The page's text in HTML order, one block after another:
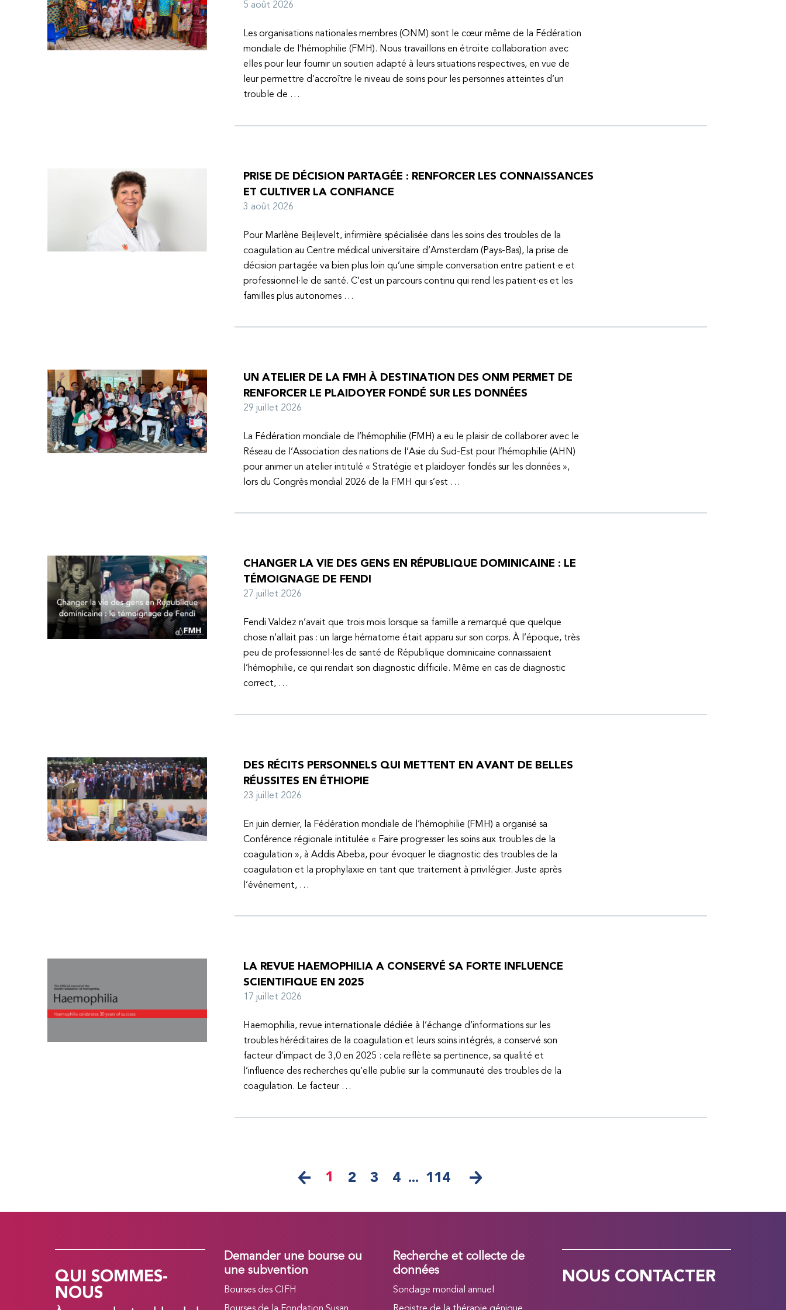
l’espoir d’une vie meilleure.
5 août 2026
Les organisations nationales membres (ONM) sont le cœur même de la Fédération
mondiale de l’hémophilie (FMH). Nous travaillons en étroite collaboration avec
elles pour leur fournir un soutien adapté à leurs situations respectives, en vue de
leur permettre d’accroître le niveau de soins pour les personnes atteintes d’un
trouble de …
PRISE DE DÉCISION PARTAGÉE : RENFORCER LES CONNAISSANCES
ET CULTIVER LA CONFIANCE
3 août 2026
Pour Marlène Beijlevelt, infirmière spécialisée dans les soins des troubles de la
coagulation au Centre médical universitaire d’Amsterdam (Pays-Bas), la prise de
décision partagée va bien plus loin qu’une simple conversation entre patient·e et
professionnel·le de santé. C’est un parcours continu qui rend les patient·es et les
familles plus autonomes …
UN ATELIER DE LA FMH À DESTINATION DES ONM PERMET DE
RENFORCER LE PLAIDOYER FONDÉ SUR LES DONNÉES
29 juillet 2026
La Fédération mondiale de l’hémophilie (FMH) a eu le plaisir de collaborer avec le
Réseau de l’Association des nations de l’Asie du Sud-Est pour l’hémophilie (AHN)
pour animer un atelier intitulé « Stratégie et plaidoyer fondés sur les données »,
lors du Congrès mondial 2026 de la FMH qui s’est …
CHANGER LA VIE DES GENS EN RÉPUBLIQUE DOMINICAINE : LE
TÉMOIGNAGE DE FENDI
27 juillet 2026
Fendi Valdez n’avait que trois mois lorsque sa famille a remarqué que quelque
chose n’allait pas : un large hématome était apparu sur son corps. À l’époque, très
peu de professionnel·les de santé de République dominicaine connaissaient
l’hémophilie, ce qui rendait son diagnostic difficile. Même en cas de diagnostic
correct, …
DES RÉCITS PERSONNELS QUI METTENT EN AVANT DE BELLES
RÉUSSITES EN ÉTHIOPIE
23 juillet 2026
En juin dernier, la Fédération mondiale de l’hémophilie (FMH) a organisé sa
Conférence régionale intitulée « Faire progresser les soins aux troubles de la
coagulation », à Addis Abeba, pour évoquer le diagnostic des troubles de la
coagulation et la prophylaxie en tant que traitement à privilégier. Juste après
l’événement, …
LA REVUE HAEMOPHILIA A CONSERVÉ SA FORTE INFLUENCE
SCIENTIFIQUE EN 2025
17 juillet 2026
Haemophilia, revue internationale dédiée à l’échange d’informations sur les
troubles héréditaires de la coagulation et leurs soins intégrés, a conservé son
facteur d’impact de 3,0 en 2025 : cela reflète sa pertinence, sa qualité et
l’influence des recherches qu’elle publie sur la communauté des troubles de la
coagulation. Le facteur …
1 2 3 4 ... 114
QUI SOMMES-
NOUS
Demander une bourse ou
une subvention
Bourses des CIFH
Recherche et collecte de
données
Sondage mondial annuel
NOUS CONTACTER